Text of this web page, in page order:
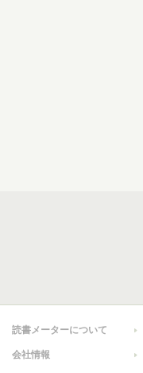
読書メーターについて
会社情報